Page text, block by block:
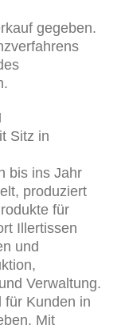
gegeben.
Sitz in
bis ins Jahr
produziert
für
Illertissen
und
Verwaltung.
für Kunden in
Mit